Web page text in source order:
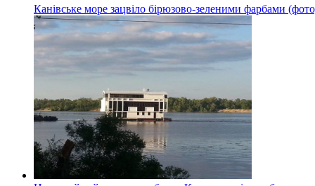
Канівське море зацвіло бірюзово-зеленими фарбами